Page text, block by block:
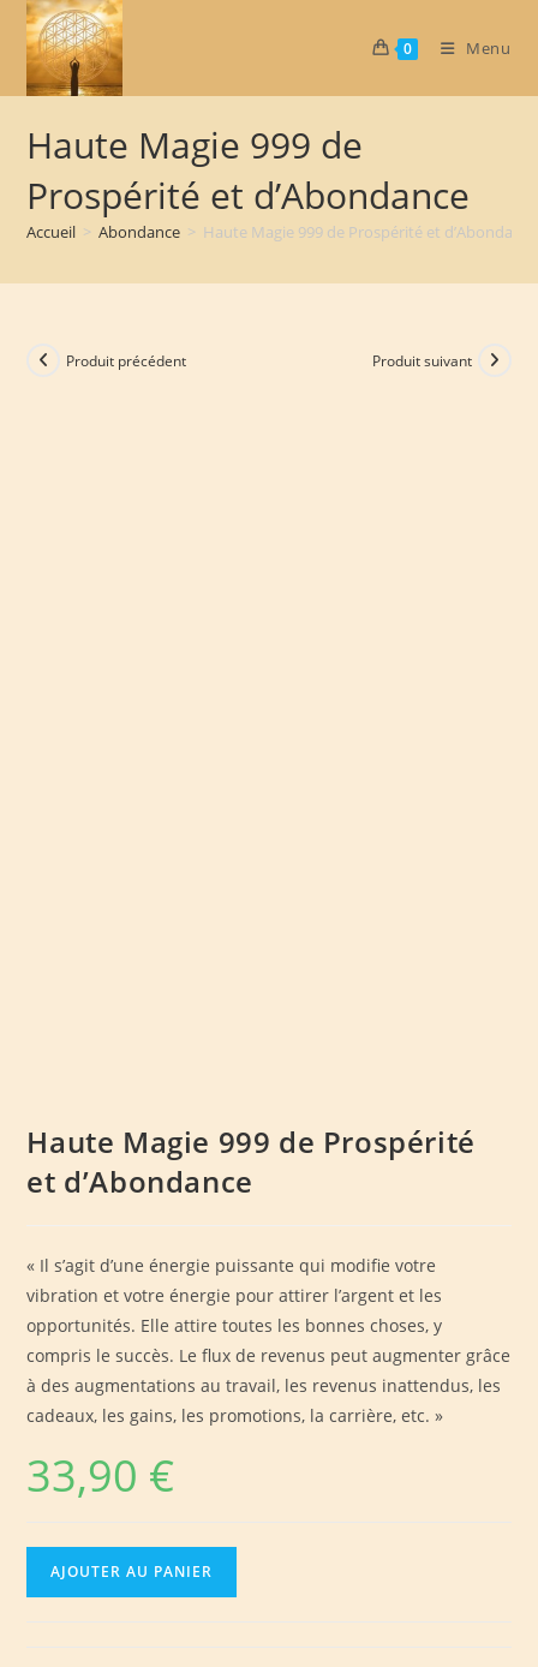
Skip
content
0 Menu
Haute Magie 999 de
Prospérité et d’Abondance
Accueil > Abondance > Haute Magie 999 de Prospérité et d’Abondance
Produit précédent Produit suivant
Haute Magie 999 de Prospérité
et d’Abondance
« Il s’agit d’une énergie puissante qui modifie votre
vibration et votre énergie pour attirer l’argent et les
opportunités. Elle attire toutes les bonnes choses, y
compris le succès. Le flux de revenus peut augmenter grâce
à des augmentations au travail, les revenus inattendus, les
cadeaux, les gains, les promotions, la carrière, etc. »
33,90 €
AJOUTER AU PANIER